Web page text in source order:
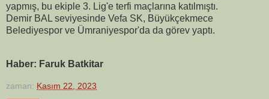
yapmış, bu ekiple 3. Lig'e terfi maçlarına katılmıştı.
Demir BAL seviyesinde Vefa SK, Büyükçekmece
Belediyespor ve Ümraniyespor'da da görev yaptı.
Haber: Faruk Batkitar
zaman: Kasım 22, 2023